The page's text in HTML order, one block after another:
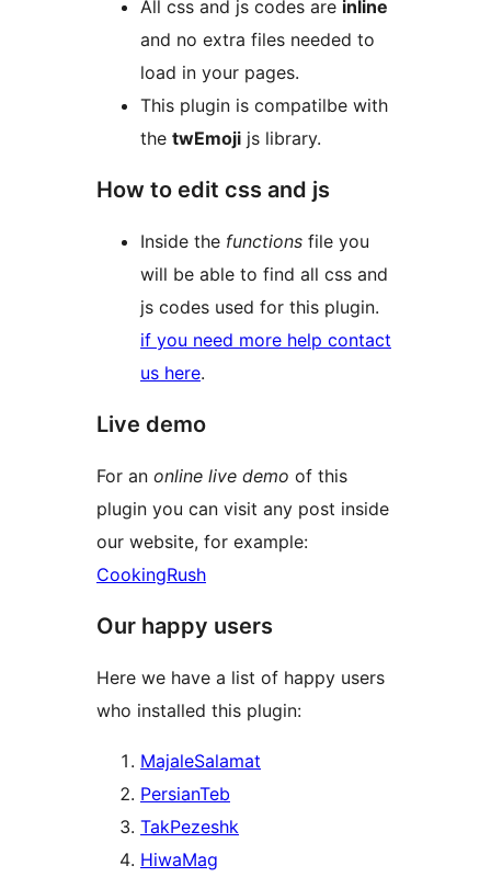
All css and js codes are inline
and no extra files needed to
load in your pages.
This plugin is compatilbe with
the twEmoji js library.
How to edit css and js
Inside the functions file you
will be able to find all css and
js codes used for this plugin.
if you need more help contact
us here.
Live demo
For an online live demo of this
plugin you can visit any post inside
our website, for example:
CookingRush
Our happy users
Here we have a list of happy users
who installed this plugin:
MajaleSalamat
PersianTeb
TakPezeshk
HiwaMag